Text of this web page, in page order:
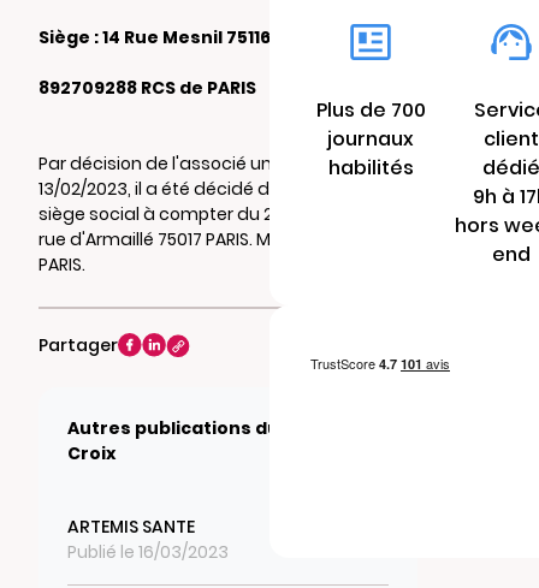
Siège : 14 Rue Mesnil 75116 PARIS
892709288 RCS de PARIS
Par décision de l'associé unique du
13/02/2023, il a été décidé de transférer le
siège social à compter du 20/02/2023 au 6
rue d'Armaillé 75017 PARIS. Mention au RCS de
PARIS.
Partager
Autres publications du journal La
Croix
ARTEMIS SANTE
Publié le 16/03/2023
Plus de 700
journaux
habilités
client
dédié
9h à
hors
end